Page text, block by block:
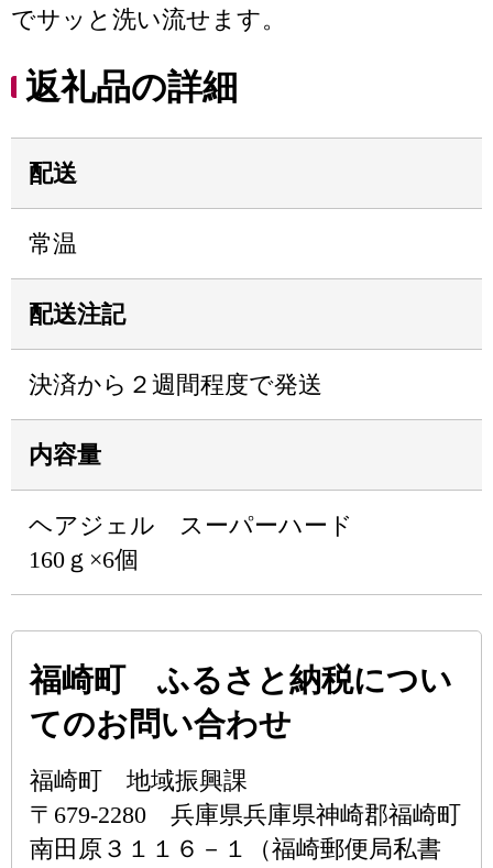
でサッと洗い流せます。
返礼品の詳細
配送
常温
配送注記
決済から２週間程度で発送
内容量
ヘアジェル スーパーハード
160ｇ×6個
福崎町 ふるさと納税につい
てのお問い合わせ
福崎町 地域振興課
〒679-2280 兵庫県兵庫県神崎郡福崎町
南田原３１１６－１（福崎郵便局私書